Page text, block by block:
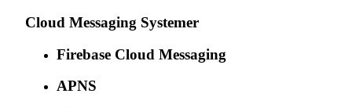
Cloud Messaging Systemer
Firebase Cloud Messaging
APNS